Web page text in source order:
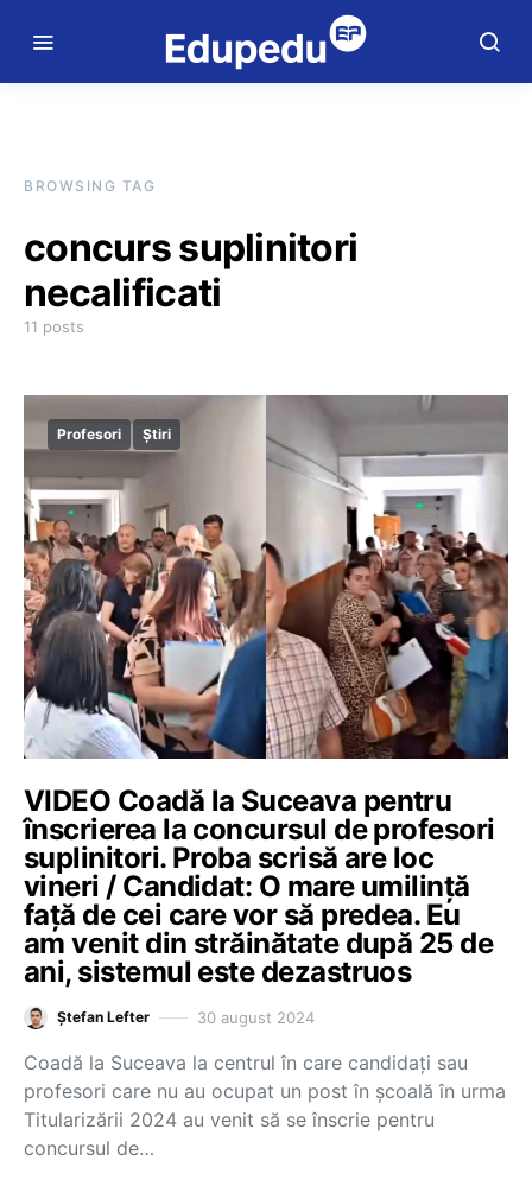
BROWSING TAG
concurs suplinitori
necalificati
11 posts
Profesori Știri
VIDEO Coadă la Suceava pentru
înscrierea la concursul de profesori
suplinitori. Proba scrisă are loc
vineri / Candidat: O mare umilință
față de cei care vor să predea. Eu
am venit din străinătate după 25 de
ani, sistemul este dezastruos
Ștefan Lefter 30 august 2024
Coadă la Suceava la centrul în care candidați sau
profesori care nu au ocupat un post în școală în urma
Titularizării 2024 au venit să se înscrie pentru
concursul de…